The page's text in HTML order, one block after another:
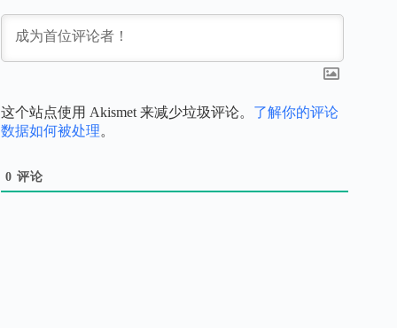
这个站点使用 Akismet 来减少垃圾评论。 了解你的评论
数据如何被处理。
0 评论